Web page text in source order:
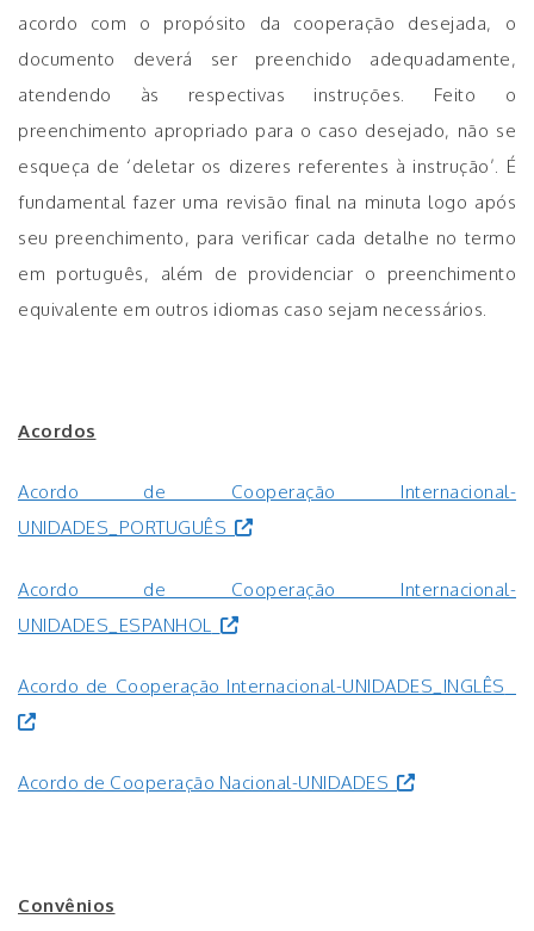
acordo com o propósito da cooperação desejada, o
documento deverá ser preenchido adequadamente,
atendendo às respectivas instruções. Feito o
preenchimento apropriado para o caso desejado, não se
esqueça de ‘deletar os dizeres referentes à instrução’. É
fundamental fazer uma revisão final na minuta logo após
seu preenchimento, para verificar cada detalhe no termo
em português, além de providenciar o preenchimento
equivalente em outros idiomas caso sejam necessários.
Acordos
Acordo de Cooperação Internacional-
UNIDADES_PORTUGUÊS
Acordo de Cooperação Internacional-
UNIDADES_ESPANHOL
Acordo de Cooperação Internacional-UNIDADES_INGLÊS
Acordo de Cooperação Nacional-UNIDADES
Convênios